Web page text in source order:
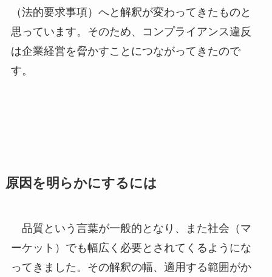
（法的要求事項）へと解釈が変わってきたものと
思っています。そのため、コンプライアンス違反
は企業経営を脅かすことにつながってきたので
す。
原因を明らかにするには
品質という言葉が一般的となり、また社会（マ
ーケット）でも幅広く必要とされてくるようにな
ってきました。その解釈の幅、適用する範囲がか